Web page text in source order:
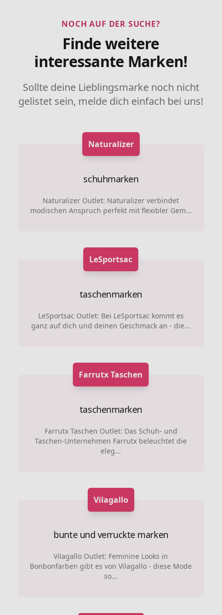
NOCH AUF DER SUCHE?
Finde weitere
interessante Marken!
Sollte deine Lieblingsmarke noch nicht
gelistet sein, melde dich einfach bei uns!
Naturalizer
schuhmarken
Naturalizer Outlet: Naturalizer verbindet
modischen Anspruch perfekt mit flexibler Gem...
LeSportsac
taschenmarken
LeSportsac Outlet: Bei LeSportsac kommt es
ganz auf dich und deinen Geschmack an - die...
Farrutx Taschen
taschenmarken
Farrutx Taschen Outlet: Das Schuh- und
Taschen-Unternehmen Farrutx beleuchtet die
eleg...
Vilagallo
bunte und verruckte marken
Vilagallo Outlet: Feminine Looks in
Bonbonfarben gibt es von Vilagallo - diese Mode
so...